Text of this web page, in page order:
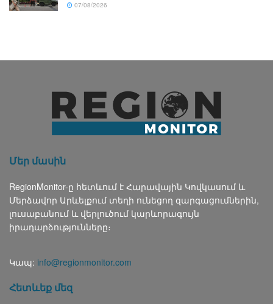
07/08/2026
Մեր մասին
RegionMonitor-ը հետևում է Հարավային Կովկասում և
Մերձավոր Արևելքում տեղի ունեցող զարգացումներին,
լուսաբանում և վերլուծում կարևորագույն
իրադարձությունները։
Կապ: info@regionmonitor.com
Հետևեք մեզ